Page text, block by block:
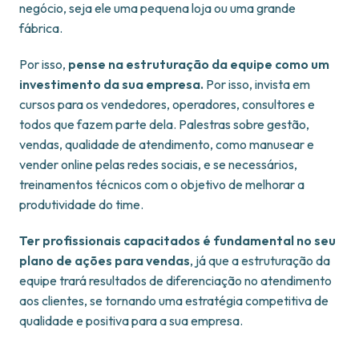
negócio, seja ele uma pequena loja ou uma grande
fábrica.
Por isso, pense na estruturação da equipe como um
investimento da sua empresa. Por isso, invista em
cursos para os vendedores, operadores, consultores e
todos que fazem parte dela. Palestras sobre gestão,
vendas, qualidade de atendimento, como manusear e
vender online pelas redes sociais, e se necessários,
treinamentos técnicos com o objetivo de melhorar a
produtividade do time.
Ter profissionais capacitados é fundamental no seu
plano de ações para vendas, já que a estruturação da
equipe trará resultados de diferenciação no atendimento
aos clientes, se tornando uma estratégia competitiva de
qualidade e positiva para a sua empresa.